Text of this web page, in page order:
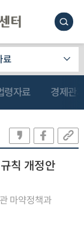
료
령자료 경제관
칙 개정안
마약정책과